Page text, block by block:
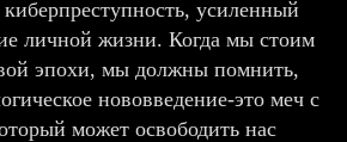
усиленный
личной жизни. Когда мы стоим
эпохи, мы должны помнить,
нововведение-это меч с
может освободить нас